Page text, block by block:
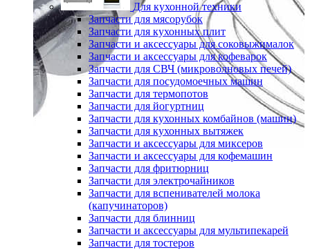
Для кухонной техники
Запчасти для мясорубок
Запчасти для кухонных плит
Запчасти и аксессуары для соковыжималок
Запчасти и аксессуары для кофеварок
Запчасти для СВЧ (микроволновых печей)
Запчасти для посудомоечных машин
Запчасти для термопотов
Запчасти для йогуртниц
Запчасти для кухонных комбайнов (машин)
Запчасти для кухонных вытяжек
Запчасти и аксессуары для миксеров
Запчасти и аксессуары для кофемашин
Запчасти для фритюрниц
Запчасти для электрочайников
Запчасти для вспенивателей молока
(капучинаторов)
Запчасти для блинниц
Запчасти и аксессуары для мультипекарей
Запчасти для тостеров